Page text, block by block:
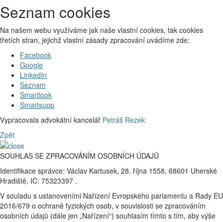
Seznam cookies
Na našem webu využíváme jak naše vlastní cookies, tak cookies
třetích stran, jejichž vlastní zásady zpracování uvádíme zde:
Facebook
Google
LinkedIn
Seznam
Smartlook
Smartsupp
Vypracovala advokátní kancelář Petráš Rezek
Zpět
SOUHLAS SE ZPRACOVÁNÍM OSOBNÍCH ÚDAJŮ
Identifikace správce: Václav Kartusek, 28. října 1558, 68601 Uherské
Hradiště, IČ: 75323397 .
V souladu s ustanoveními Nařízení Evropského parlamentu a Rady EU
2016/679 o ochraně fyzických osob, v souvislosti se zpracováním
osobních údajů (dále jen „Nařízení“) souhlasím tímto s tím, aby výše